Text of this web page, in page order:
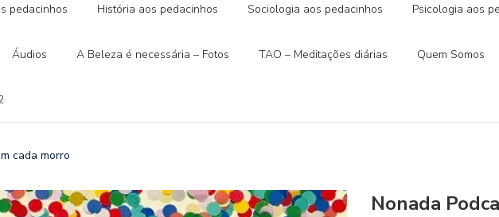
pedacinhos História aos pedacinhos Sociologia aos pedacinhos Psicologia aos
Áudios A Beleza é necessária – Fotos TAO – Meditações diárias Quem Somos
cada morro
Nonada